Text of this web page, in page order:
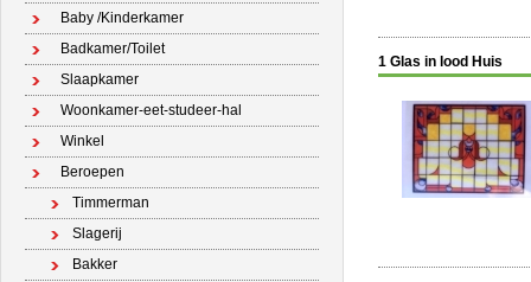
Baby /Kinderkamer
Badkamer/Toilet
Slaapkamer
Woonkamer-eet-studeer-hal
Winkel
Beroepen
Timmerman
Slagerij
Bakker
1 Glas in lood Huis